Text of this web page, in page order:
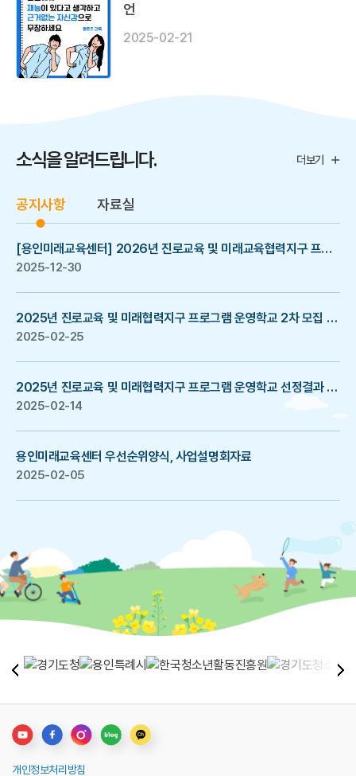
언
2025-02-21
소식을 알려드립니다.
공지사항 자료실
[용인미래교육센터] 2026년 진로교육 및 미래교육협력지구 프로그램 사업 설명회 영상
2025-12-30
2025년 진로교육 및 미래협력지구 프로그램 운영학교 2차 모집 선정결과 안내
2025-02-25
2025년 진로교육 및 미래협력지구 프로그램 운영학교 선정결과 안내 / 2차 모집 안내
2025-02-14
용인미래교육센터 우선순위양식, 사업설명회자료
2025-02-05
더보기
개인정보처리방침